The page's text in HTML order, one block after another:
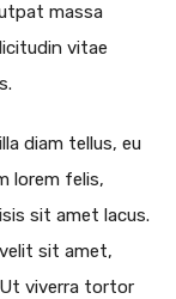
massa
vitae
diam tellus, eu
lorem felis,
sit amet lacus.
sit amet,
viverra tortor